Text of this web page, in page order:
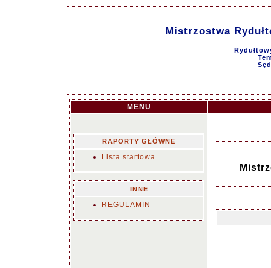
Mistrzostwa
MENU
RAPORTY GŁÓWNE
Lista startowa
INNE
REGULAMIN